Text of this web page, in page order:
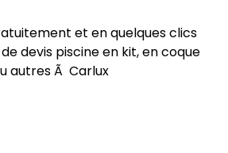
et en quelques clics
devis piscine en kit, en coque
autres Ã Carlux